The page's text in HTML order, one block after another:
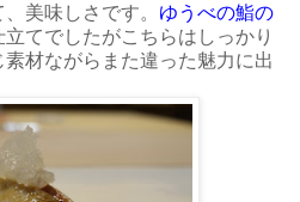
美味しさです。 ゆうべの鮨の
立てでしたがこちらはしっかり
材ながらまた違った魅力に出